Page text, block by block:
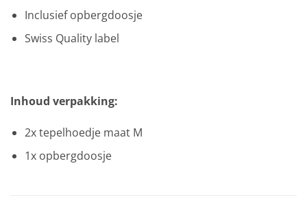
Inclusief opbergdoosje
Swiss Quality label
Inhoud verpakking:
2x tepelhoedje maat M
1x opbergdoosje